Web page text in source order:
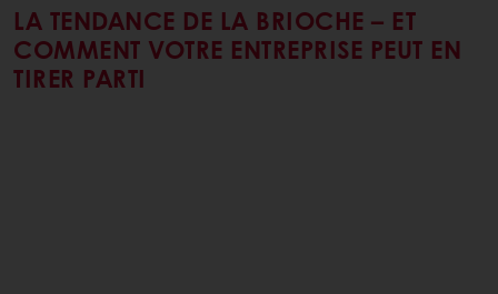
LA TENDANCE DE LA BRIOCHE – ET
COMMENT VOTRE ENTREPRISE PEUT EN
TIRER PARTI